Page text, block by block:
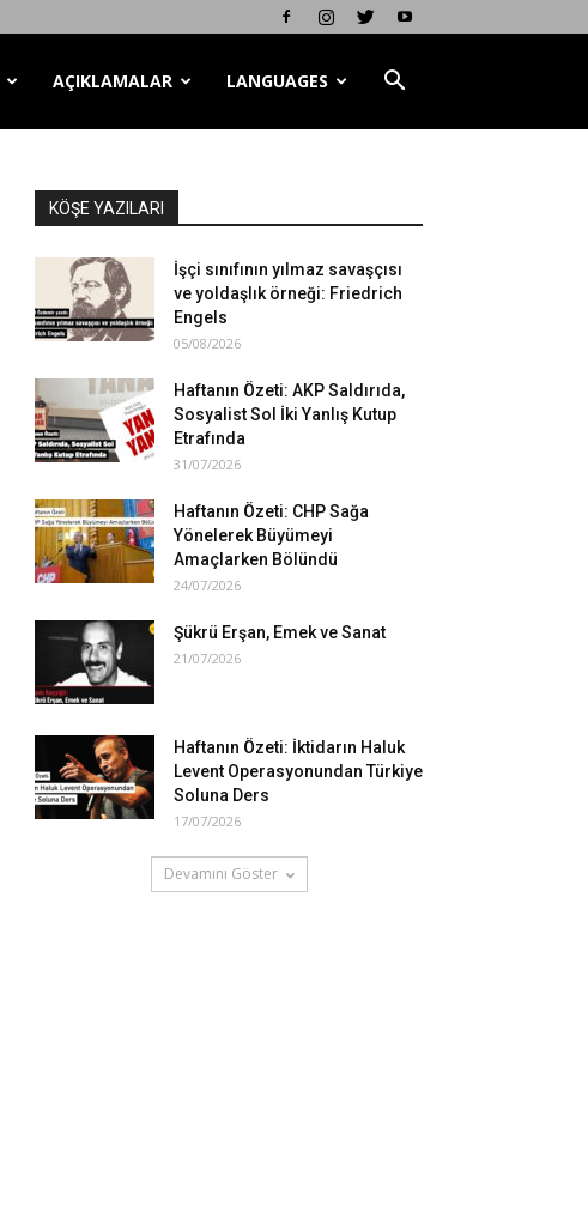
AÇIKLAMALAR LANGUAGES
KÖŞE YAZILARI
İşçi sınıfının yılmaz savaşçısı
ve yoldaşlık örneği: Friedrich
Engels
05/08/2026
Haftanın Özeti: AKP Saldırıda,
Sosyalist Sol İki Yanlış Kutup
Etrafında
31/07/2026
Haftanın Özeti: CHP Sağa
Yönelerek Büyümeyi
Amaçlarken Bölündü
24/07/2026
Şükrü Erşan, Emek ve Sanat
21/07/2026
Haftanın Özeti: İktidarın Haluk
Levent Operasyonundan Türkiye
Soluna Ders
17/07/2026
Devamını Göster